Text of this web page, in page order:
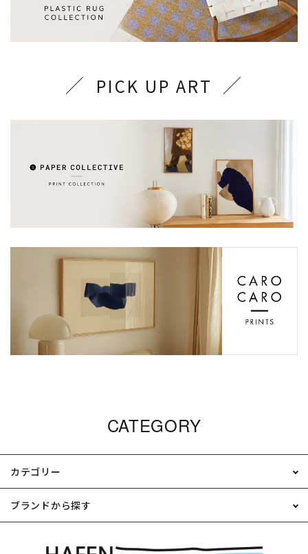
PICK UP ART
CATEGORY
カテゴリー
ブランドから探す